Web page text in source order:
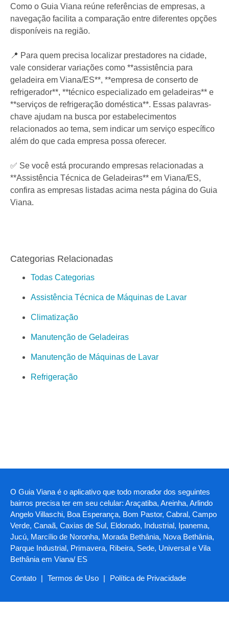
Como o Guia Viana reúne referências de empresas, a
navegação facilita a comparação entre diferentes opções
disponíveis na região.
📍 Para quem precisa localizar prestadores na cidade,
vale considerar variações como **assistência para
geladeira em Viana/ES**, **empresa de conserto de
refrigerador**, **técnico especializado em geladeiras** e
**serviços de refrigeração doméstica**. Essas palavras-
chave ajudam na busca por estabelecimentos
relacionados ao tema, sem indicar um serviço específico
além do que cada empresa possa oferecer.
✅ Se você está procurando empresas relacionadas a
**Assistência Técnica de Geladeiras** em Viana/ES,
confira as empresas listadas acima nesta página do Guia
Viana.
Categorias Relacionadas
Todas Categorias
Assistência Técnica de Máquinas de Lavar
Climatização
Manutenção de Geladeiras
Manutenção de Máquinas de Lavar
Refrigeração
O Guia Viana é o aplicativo que todo morador dos seguintes
bairros precisa ter em seu celular: Araçatiba, Areinha, Arlindo
Angelo Villaschi, Boa Esperança, Bom Pastor, Cabral, Campo
Verde, Canaã, Caxias de Sul, Eldorado, Industrial, Ipanema,
Jucú, Marcílio de Noronha, Morada Bethânia, Nova Bethânia,
Parque Industrial, Primavera, Ribeira, Sede, Universal e Vila
Bethânia em Viana/ ES
Contato | Termos de Uso | Política de Privacidade